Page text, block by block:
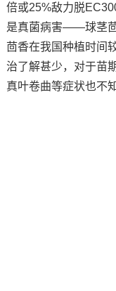
倍或25%敌力脱
是真菌病害——球茎
茴香在我国种植时间
治了解甚少，对于苗
真叶卷曲等症状也不